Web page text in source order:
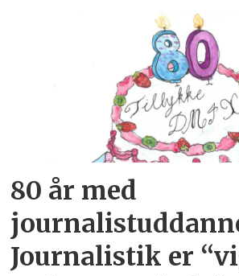
80 år med
Journalistik er